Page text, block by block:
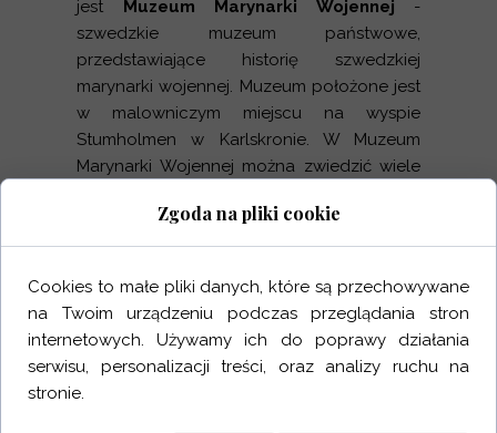
jest Muzeum Marynarki Wojennej -
szwedzkie muzeum państwowe,
przedstawiające historię szwedzkiej
marynarki wojennej. Muzeum położone jest
w malowniczym miejscu na wyspie
Stumholmen w Karlskronie. W Muzeum
Marynarki Wojennej można zwiedzić wiele
okrętów z XVIII wieku,wejść do
prawdziwej łodzi podwodnejoraz
Galionów.
Archipelag na którym położna jest
Karlskrona, UNESCO uznało za jeden z
siedmiu rezerwatów biosfery w Szwecji.
Zgoda na pliki cookie
Cookies to małe pliki danych, które są przechowywane
na Twoim urządzeniu podczas przeglądania stron
internetowych. Używamy ich do poprawy działania
serwisu, personalizacji treści, oraz analizy ruchu na
stronie.